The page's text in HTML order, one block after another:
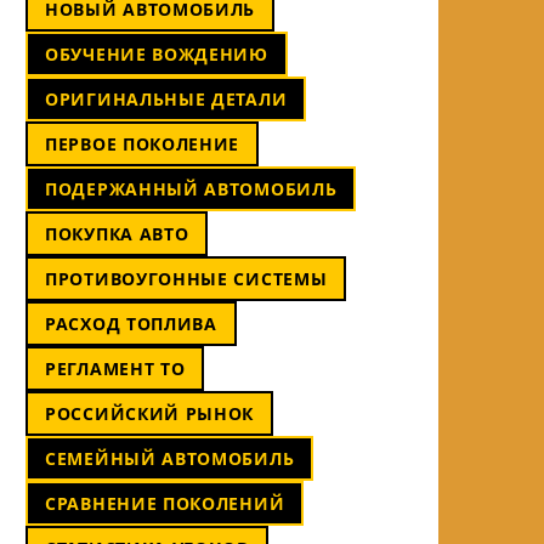
НОВЫЙ АВТОМОБИЛЬ
ОБУЧЕНИЕ ВОЖДЕНИЮ
ОРИГИНАЛЬНЫЕ ДЕТАЛИ
ПЕРВОЕ ПОКОЛЕНИЕ
ПОДЕРЖАННЫЙ АВТОМОБИЛЬ
ПОКУПКА АВТО
ПРОТИВОУГОННЫЕ СИСТЕМЫ
РАСХОД ТОПЛИВА
РЕГЛАМЕНТ ТО
РОССИЙСКИЙ РЫНОК
СЕМЕЙНЫЙ АВТОМОБИЛЬ
СРАВНЕНИЕ ПОКОЛЕНИЙ